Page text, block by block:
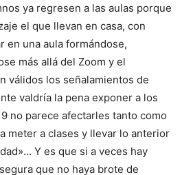
ya regresen a las aulas porque
el que llevan en casa, con
en una aula formándose,
más allá del Zoom y el
válidos los señalamientos de
valdría la pena exponer a los
no parece afectarles tanto como
meter a clases y llevar lo anterior
Y es que si a veces hay
que no haya brote de